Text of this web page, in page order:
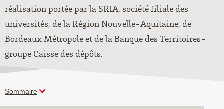
réalisation portée par la SRIA, société filiale des
universités, de la Région Nouvelle-Aquitaine, de
Bordeaux Métropole et de la Banque des Territoires-
groupe Caisse des dépôts.
Sommaire